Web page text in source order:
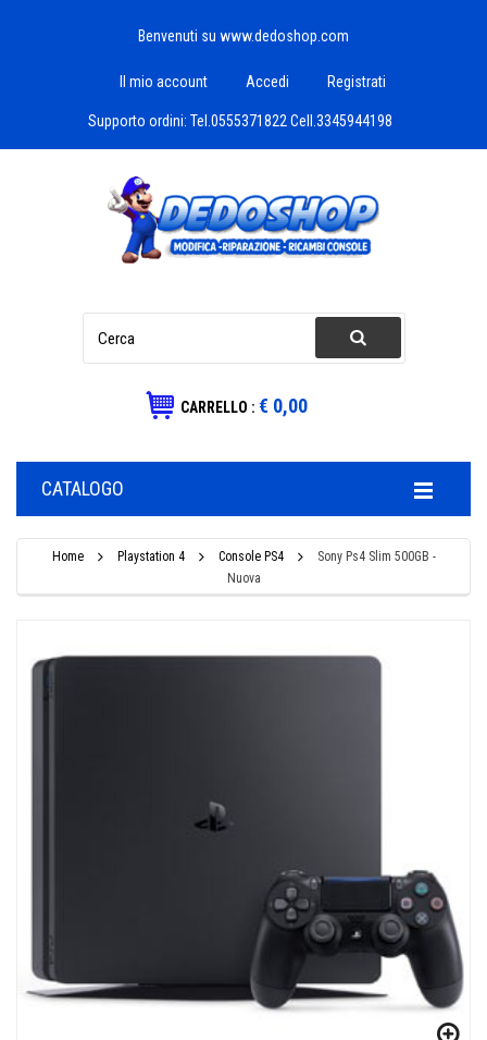
Benvenuti su www.dedoshop.com
Il mio account Accedi Registrati
Supporto ordini: Tel.0555371822 Cell.3345944198
CARRELLO : € 0,00
CATALOGO
Home Playstation 4 Console PS4
Sony Ps4 Slim 500GB -
Nuova